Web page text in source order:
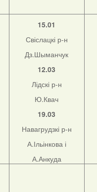
15.01
Свіслацкі р-н
Дз.Шыманчук
12.03
Лідскі р-н
Ю.Квач
19.03
Навагрудзкі р-н
А.Ільінкова і
А.Анкуда